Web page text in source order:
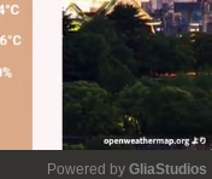
Powered by GliaStudios